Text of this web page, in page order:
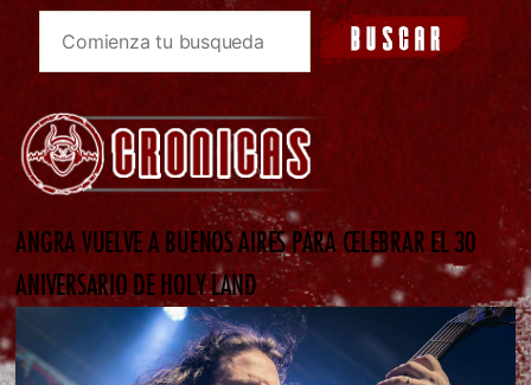
ANGRA VUELVE A BUENOS AIRES PARA CELEBRAR EL 30
ANIVERSARIO DE HOLY LAND